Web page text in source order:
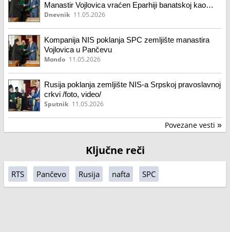
Manastir Vojlovica vraćen Eparhiji banatskoj kao
simbol duhovnog i kulturnog nasleđa
Dnevnik 11.05.2026
Kompanija NIS poklanja SPC zemljište manastira
Vojlovica u Pančevu
Mondo 11.05.2026
Rusija poklanja zemljište NIS-a Srpskoj pravoslavnoj
crkvi /foto, video/
Sputnik 11.05.2026
Povezane vesti »
Ključne reči
RTS Pančevo Rusija nafta SPC